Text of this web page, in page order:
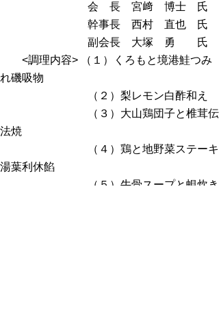
会 長 宮﨑 博士 氏
幹事長 西村 直也 氏
副会長 大塚 勇 氏
<調理内容> （１）くろもと境港鮭つみ
れ磯吸物
（２）梨レモン白酢和え
（３）大山鶏団子と椎茸伝
法焼
（４）鶏と地野菜ステーキ
湯葉利休餡
（５）牛骨スープと蜆炊き